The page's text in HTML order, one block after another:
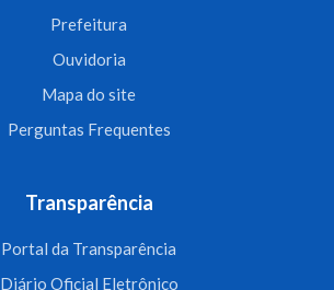
Prefeitura
Ouvidoria
Mapa do site
Perguntas Frequentes
Transparência
Portal da Transparência
Diário Oficial Eletrônico